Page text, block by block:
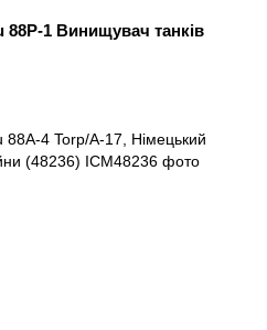
88P-1 Винищувач танків